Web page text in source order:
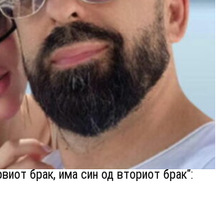
брак, има син од вториот брак“: